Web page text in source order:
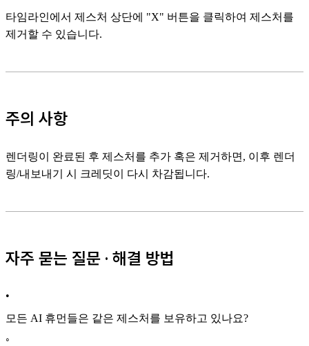
타임라인에서 제스처 상단에 "X" 버튼을 클릭하여 제스처를
제거할 수 있습니다.
주의 사항
렌더링이 완료된 후 제스처를 추가 혹은 제거하면, 이후 렌더
링/내보내기 시 크레딧이 다시 차감됩니다.
자주 묻는 질문 · 해결 방법
•
모든 AI 휴먼들은 같은 제스처를 보유하고 있나요?
◦